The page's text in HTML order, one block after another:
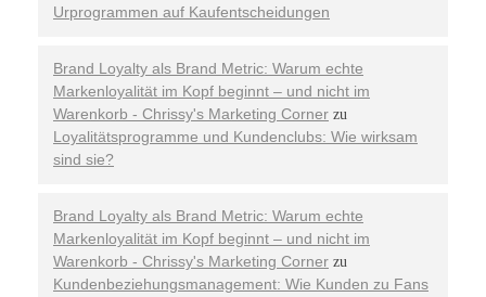
Urprogrammen auf Kaufentscheidungen
Brand Loyalty als Brand Metric: Warum echte
Markenloyalität im Kopf beginnt – und nicht im
Warenkorb - Chrissy's Marketing Corner zu
Loyalitätsprogramme und Kundenclubs: Wie wirksam
sind sie?
Brand Loyalty als Brand Metric: Warum echte
Markenloyalität im Kopf beginnt – und nicht im
Warenkorb - Chrissy's Marketing Corner zu
Kundenbeziehungsmanagement: Wie Kunden zu Fans